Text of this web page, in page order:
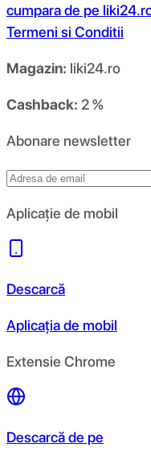
cumpara de pe
Termeni si Conditii
Magazin: liki24.ro
Cashback: 2 %
Abonare newsletter
Aplicație de mobil
Descarcă
Aplicația de mobil
Extensie Chrome
Descarcă de pe